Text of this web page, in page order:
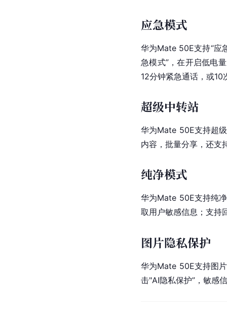
应急模式
华为Mate 50E支持“应
急模式”，在开启低电
12分钟紧急通话，或
超级中转站
华为Mate 50E支持超
内容，批量分享，还支
纯净模式
华为Mate 50E支持纯
取用户敏感信息；支持
图片隐私保护
华为Mate 50E支持图片
击"AI隐私保护”，敏感